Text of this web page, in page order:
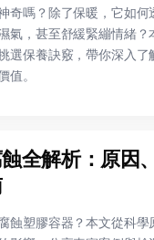
奇嗎？除了保暖，它如何
氣，甚至舒緩緊繃情緒？
選保養訣竅，帶你深入了
值。
全解析：原因
蝕塑膠容器？本文從科學